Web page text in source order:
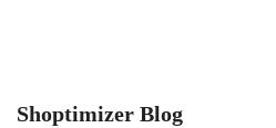
Shoptimizer Blog